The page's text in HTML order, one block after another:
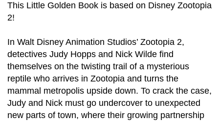
This Little Golden Book is based on Disney Zootopia
2!
In Walt Disney Animation Studios’ Zootopia 2,
detectives Judy Hopps and Nick Wilde find
themselves on the twisting trail of a mysterious
reptile who arrives in Zootopia and turns the
mammal metropolis upside down. To crack the case,
Judy and Nick must go undercover to unexpected
new parts of town, where their growing partnership